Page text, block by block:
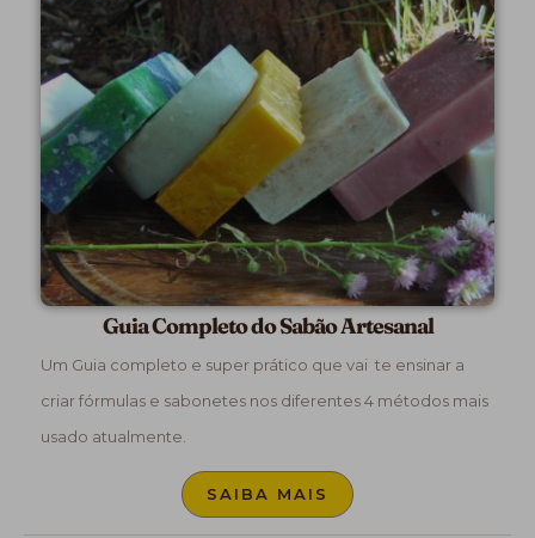
Guia Completo do Sabão Artesanal
Um Guia completo e super prático que vai te ensinar a
criar fórmulas e sabonetes nos diferentes 4 métodos mais
usado atualmente.
SAIBA MAIS